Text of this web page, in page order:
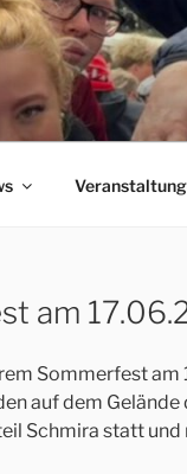
des Erfurter
am
Sommerfest
auf dem Gelände
Schmira statt und